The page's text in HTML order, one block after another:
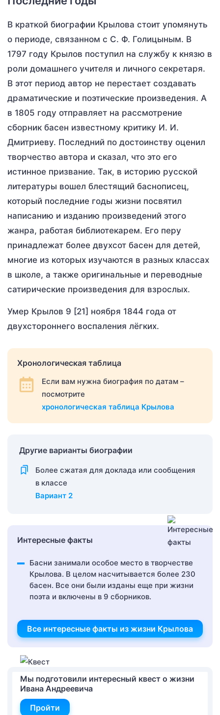
В краткой биографии Крылова стоит упомянуть
о периоде, связанном с С. Ф. Голицыным. В
1797 году Крылов поступил на службу к князю в
роли домашнего учителя и личного секретаря.
В этот период автор не перестает создавать
драматические и поэтические произведения. А
в 1805 году отправляет на рассмотрение
сборник басен известному критику И. И.
Дмитриеву. Последний по достоинству оценил
творчество автора и сказал, что это его
истинное призвание. Так, в историю русской
литературы вошел блестящий баснописец,
который последние годы жизни посвятил
написанию и изданию произведений этого
жанра, работая библиотекарем. Его перу
принадлежат более двухсот басен для детей,
многие из которых изучаются в разных классах
в школе, а также оригинальные и переводные
сатирические произведения для взрослых.
Умер Крылов 9 [21] ноября 1844 года от
двухстороннего воспаления лёгких.
Хронологическая таблица
Если вам нужна биография по датам –
посмотрите
хронологическая таблица Крылова
Другие варианты биографии
Более сжатая для доклада или сообщения
в классе
Вариант 2
Интересные факты
Басни занимали особое место в творчестве
Крылова. В целом насчитывается более 230
басен. Все они были изданы еще при жизни
поэта и включены в 9 сборников.
Все интересные факты из жизни Крылова
Мы подготовили интересный квест о жизни
Ивана Андреевича
Пройти